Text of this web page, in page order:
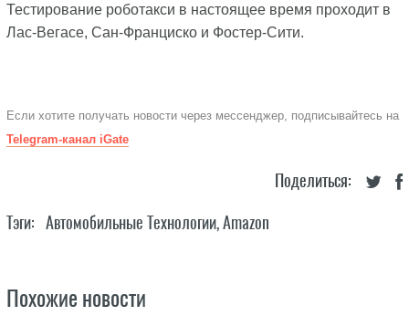
Тестирование роботакси в настоящее время проходит в
Лас-Вегасе, Сан-Франциско и Фостер-Сити.
Если хотите получать новости через мессенджер, подписывайтесь на
Telegram-канал iGate
Поделиться:
Тэги: Автомобильные Технологии,Amazon
Похожие новости